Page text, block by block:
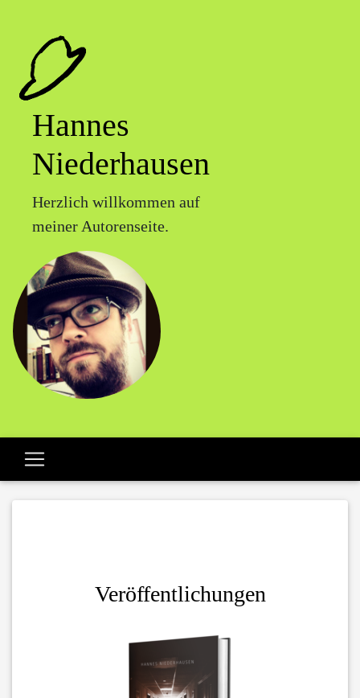
Hannes
Niederhausen
Herzlich willkommen auf
meiner Autorenseite.
Veröffentlichungen